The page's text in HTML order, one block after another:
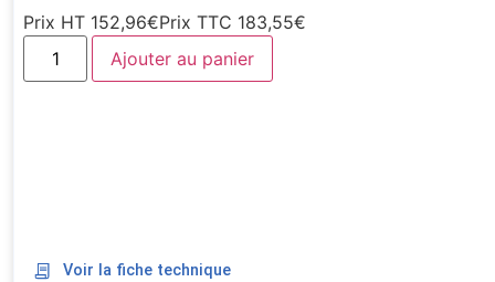
Prix HT 152,96€Prix TTC 183,55€
Ajouter au panier
Voir la fiche technique